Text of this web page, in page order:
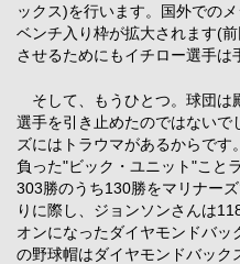
ックス)を行います。国外での
ベンチ入り枠が拡大されます(
させるためにもイチロー選手は
そして、もうひとつ。球団は
選手を引き止めたのではないで
ズにはトラウマがあるからで
負った"ビック・ユニット"こと
303勝のうち130勝をマリナー
りに際し、ジョンソンさんは
オンになったダイヤモンドバ
の野球帽はダイヤモンドバック